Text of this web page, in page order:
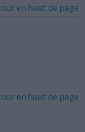
en haut de page
en haut de page